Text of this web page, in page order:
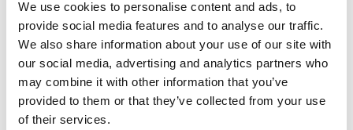
We use cookies to personalise content and ads, to
provide social media features and to analyse our traffic.
We also share information about your use of our site with
our social media, advertising and analytics partners who
may combine it with other information that you’ve
provided to them or that they’ve collected from your use
of their services.
di acquisizione di nuovi input da parte dell’azienda e
di vantaggi esclusivi per i consumatori."
Marketing